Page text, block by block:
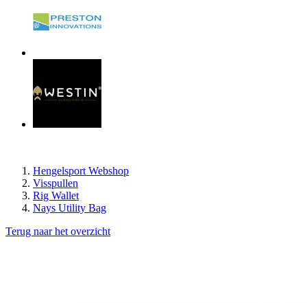
Hengelsport Webshop
Visspullen
Rig Wallet
Nays Utility Bag
Terug naar het overzicht